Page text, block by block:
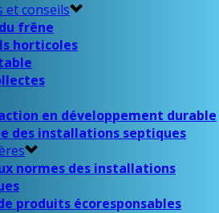
conseils
frêne
horticoles
en développement durable
des installations septiques
normes des installations
produits écoresponsables